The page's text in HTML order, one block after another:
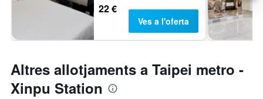
22 €
Ves a l'oferta
Altres allotjaments a Taipei metro -
Xinpu Station